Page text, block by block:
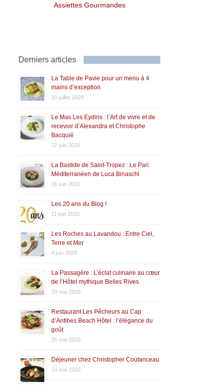
Assiettes Gourmandes
Derniers articles
La Table de Pavie pour un menu à 4
mains d’exception
20 juillet 2026
Le Mas Les Eydins : l’Art de vivre et de
recevoir d’Alexandra et Christophe
Bacquié
22 juin 2026
La Bastide de Saint-Tropez : Le Pari
Méditerranéen de Luca Binaschi
16 juin 2026
Les 20 ans du Blog !
11 juin 2026
Les Roches au Lavandou : Entre Ciel,
Terre et Mer
4 juin 2026
La Passagère : L’éclat culinaire au cœur
de l’Hôtel mythique Belles Rives
29 mai 2026
Restaurant Les Pêcheurs au Cap
d’Antibes Beach Hôtel : l’élégance du
goût
26 mai 2026
Déjeuner chez Christopher Coutanceau
14 mai 2026